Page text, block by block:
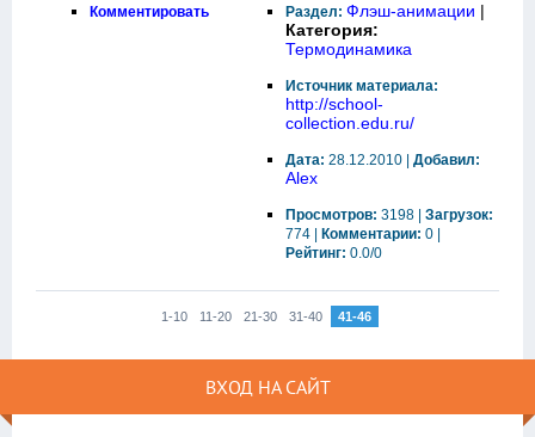
Комментировать Раздел: Флэш-анимации |
Категория:
Термодинамика
Источник материала:
http://school-
collection.edu.ru/
Дата: 28.12.2010 | Добавил:
Alex
Просмотров: 3198 | Загрузок:
774 |
Комментарии: 0 |
Рейтинг: 0.0/0
1-10 11-20 21-30 31-40 41-46
ВХОД НА САЙТ